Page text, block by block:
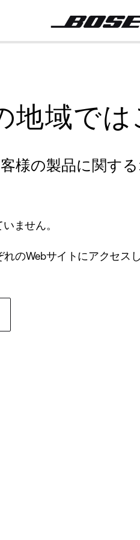
地域で
様の製品に関す
ません。
のWebサイトにアクセ